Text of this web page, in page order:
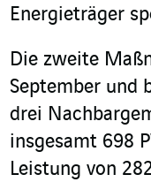
Energieträger
Die zweite
September und
drei
insgesamt 698
Leistung von